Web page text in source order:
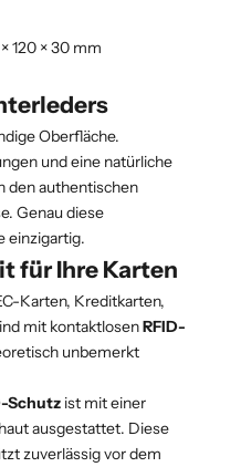
120 × 30 mm
Oberfläche.
und eine natürliche
den authentischen
Genau diese
einzigartig.
für Ihre Karten
Karten, Kreditkarten,
mit kontaktlosenRFID-
unbemerkt
Schutz ist mit einer
ausgestattet. Diese
zuverlässig vor dem